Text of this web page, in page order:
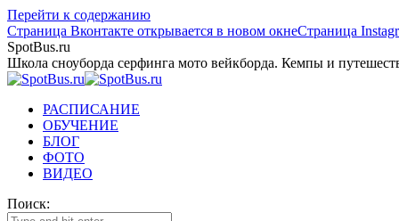
Перейти к содержанию
Страница Вконтакте открывается в новом окнеСтраница
SpotBus.ru
Школа сноуборда серфинга мото вейкборда. Кемпы и
РАСПИСАНИЕ
ОБУЧЕНИЕ
БЛОГ
ФОТО
ВИДЕО
Поиск: